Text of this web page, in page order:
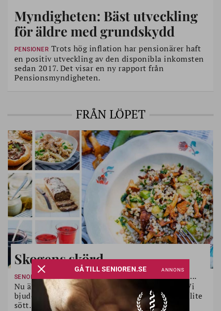
Myndigheten: Bäst utveckling
för äldre med grundskydd
PENSIONER Trots hög inflation har pensionärer haft
en positiv utveckling av den disponibla inkomsten
sedan 2017. Det visar en ny rapport från
Pensionsmyndigheten.
FRÅN LÖPET
Skogens skörd
SENOMMARENS SMAKER
Kantareller, blåbär, lingon...
Nu är det tid att njuta av råvaror från skogen. Vi
bjuder på recept på värmande rätter, dryck och lite
sött.